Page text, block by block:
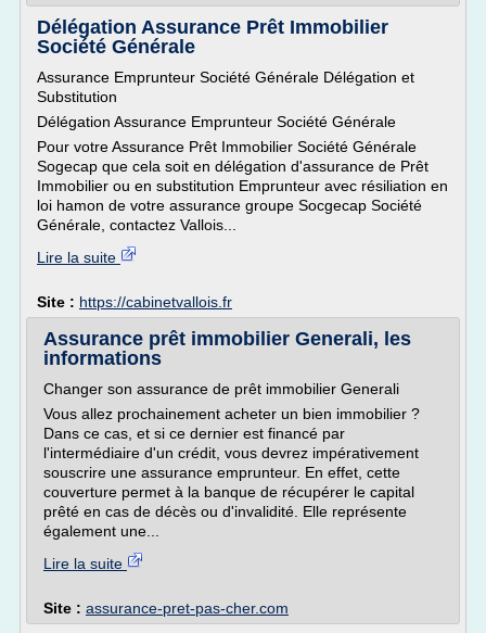
Délégation Assurance Prêt Immobilier
Société Générale
Assurance Emprunteur Société Générale Délégation et
Substitution
Délégation Assurance Emprunteur Société Générale
Pour votre Assurance Prêt Immobilier Société Générale
Sogecap que cela soit en délégation d'assurance de Prêt
Immobilier ou en substitution Emprunteur avec résiliation en
loi hamon de votre assurance groupe Socgecap Société
Générale, contactez Vallois...
Lire la suite
Site : https://cabinetvallois.fr
Assurance prêt immobilier Generali, les
informations
Changer son assurance de prêt immobilier Generali
Vous allez prochainement acheter un bien immobilier ?
Dans ce cas, et si ce dernier est financé par
l'intermédiaire d'un crédit, vous devrez impérativement
souscrire une assurance emprunteur. En effet, cette
couverture permet à la banque de récupérer le capital
prêté en cas de décès ou d'invalidité. Elle représente
également une...
Lire la suite
Site : assurance-pret-pas-cher.com